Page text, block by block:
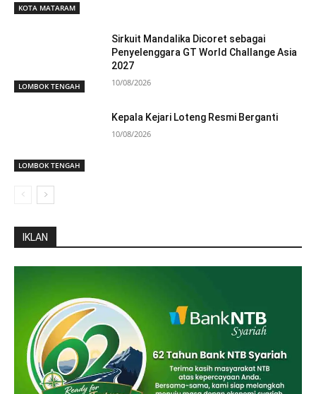
KOTA MATARAM
LOMBOK TENGAH
Sirkuit Mandalika Dicoret sebagai
Penyelenggara GT World Challange Asia
2027
10/08/2026
LOMBOK TENGAH
Kepala Kejari Loteng Resmi Berganti
10/08/2026
IKLAN